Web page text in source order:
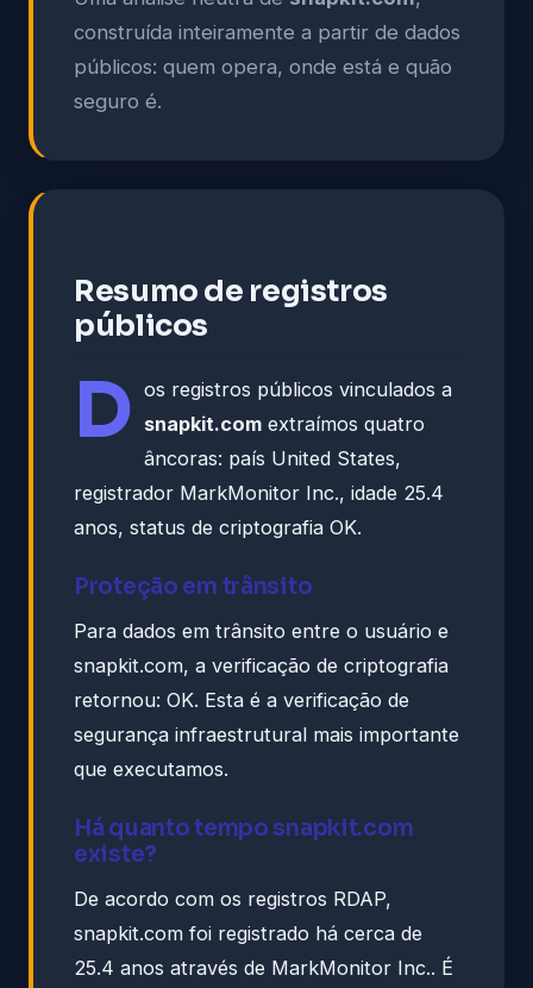
construída inteiramente a partir de dados
públicos: quem opera, onde está e quão
seguro é.
Resumo de registros
públicos
D os registros públicos vinculados a
snapkit.com extraímos quatro
âncoras: país United States,
registrador MarkMonitor Inc., idade 25.4
anos, status de criptografia OK.
Proteção em trânsito
Para dados em trânsito entre o usuário e
snapkit.com, a verificação de criptografia
retornou: OK. Esta é a verificação de
segurança infraestrutural mais importante
que executamos.
Há quanto tempo snapkit.com
existe?
De acordo com os registros RDAP,
snapkit.com foi registrado há cerca de
25.4 anos através de MarkMonitor Inc.. É